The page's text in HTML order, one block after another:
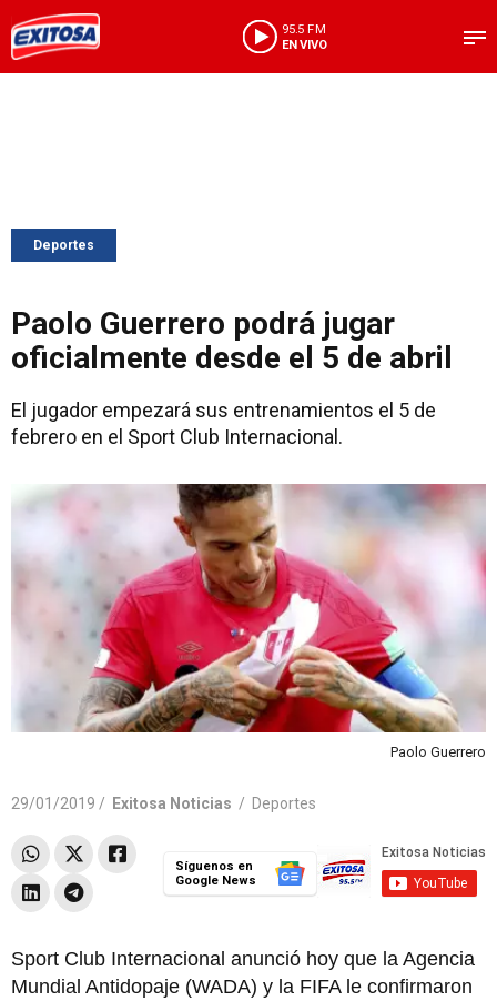
95.5 FM
EN VIVO
Deportes
Paolo Guerrero podrá jugar
oficialmente desde el 5 de abril
El jugador empezará sus entrenamientos el 5 de
febrero en el Sport Club Internacional.
Paolo Guerrero
29/01/2019 / Exitosa Noticias / Deportes
Síguenos en
Google News
Sport Club Internacional anunció hoy que la Agencia
Mundial Antidopaje (WADA) y la FIFA le confirmaron